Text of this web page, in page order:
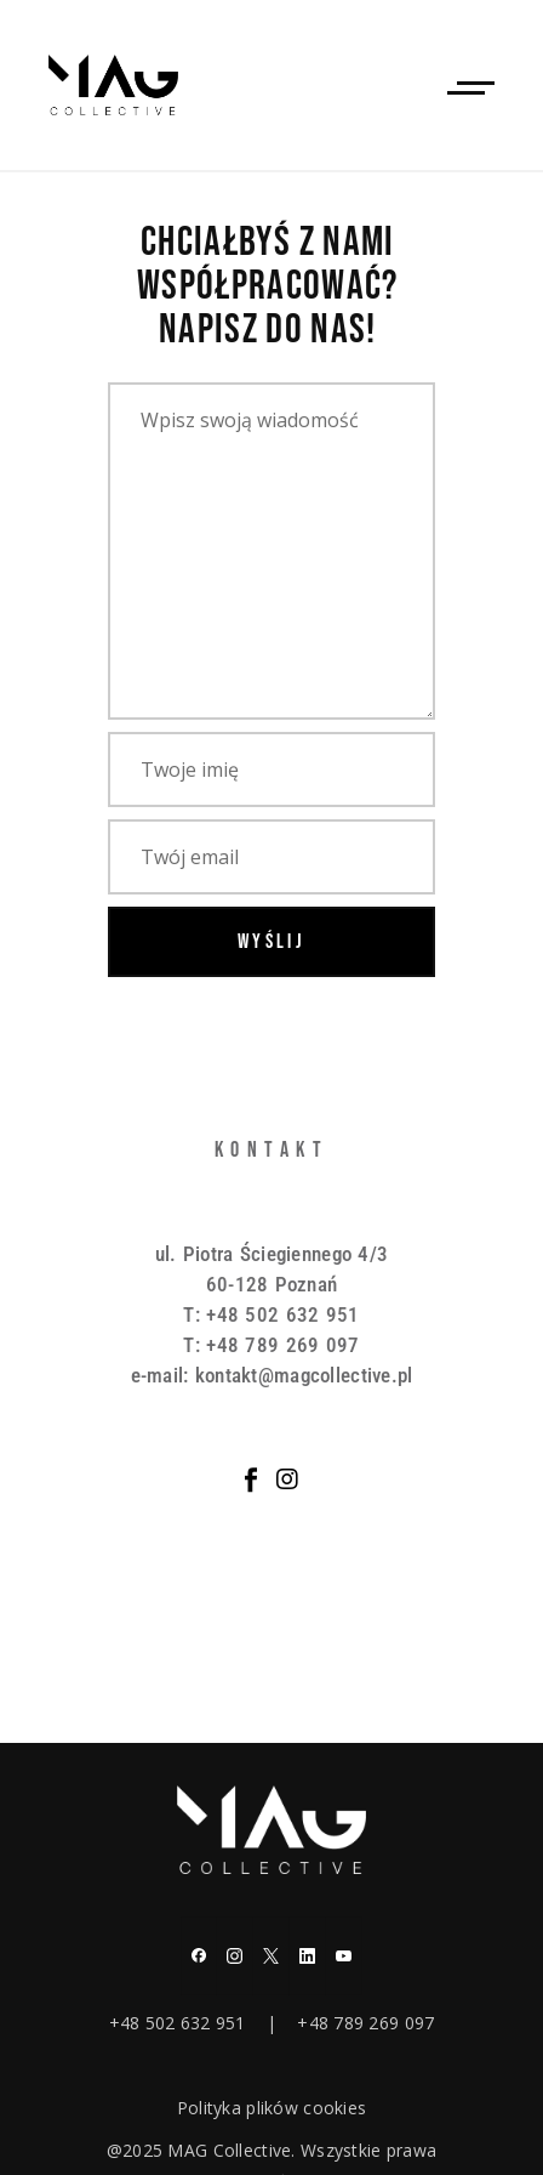
CHCIAŁBYŚ Z NAMI
WSPÓŁPRACOWAĆ?
NAPISZ DO NAS!
WYŚLIJ
KONTAKT
ul. Piotra Ściegiennego 4/3
60-128 Poznań
T: +48 502 632 951
T: +48 789 269 097
e-mail: kontakt@magcollective.pl
+48 502 632 951 | +48 789 269 097
Polityka plików cookies
@2025 MAG Collective. Wszystkie prawa